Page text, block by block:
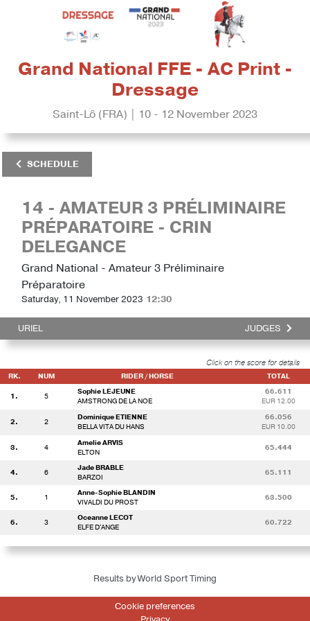
Grand National FFE - AC Print -
Dressage
Saint-Lô (FRA) | 10 - 12 November 2023
SCHEDULE
14 - AMATEUR 3 PRÉLIMINAIRE
PRÉPARATOIRE - CRIN
DELEGANCE
Grand National - Amateur 3 Préliminaire
Préparatoire
Saturday, 11 November 2023 12:30
URIEL JUDGES
Click on the score for details
RK. NUM RIDER / HORSE TOTAL
1. 5
Sophie LEJEUNE
AMSTRONG DE LA NOE
66.611
EUR 12.00
2. 2
Dominique ETIENNE
BELLA VITA DU HANS
66.056
EUR 10.00
3. 4
Amelie ARVIS
ELTON
65.444
4. 6
Jade BRABLE
BARZOI
65.111
5. 1
Anne-Sophie BLANDIN
VIVALDI DU PROST
63.500
6. 3
Oceanne LECOT
ELFE D'ANGE
60.722
Results by World Sport Timing
Cookie preferences